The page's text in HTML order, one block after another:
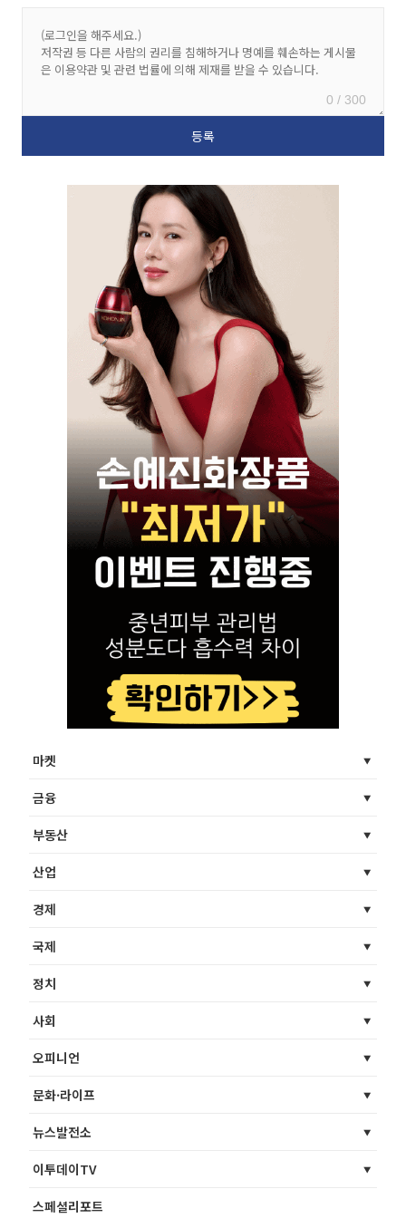
0 / 300
마켓
금융
부동산
산업
경제
국제
정치
사회
오피니언
문화·라이프
뉴스발전소
이투데이TV
스페셜리포트